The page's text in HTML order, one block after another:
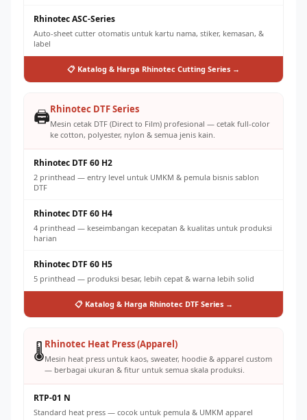
Rhinotec ASC-Series
Auto-sheet cutter otomatis untuk kartu nama, stiker, kemasan, &
label
📋 Katalog & Harga Rhinotec Cutting Series →
🖨️Rhinotec DTF Series
Mesin cetak DTF (Direct to Film) profesional — cetak full-color
ke cotton, polyester, nylon & semua jenis kain.
Rhinotec DTF 60 H2
2 printhead — entry level untuk UMKM & pemula bisnis sablon
DTF
Rhinotec DTF 60 H4
4 printhead — keseimbangan kecepatan & kualitas untuk produksi
harian
Rhinotec DTF 60 H5
5 printhead — produksi besar, lebih cepat & warna lebih solid
📋 Katalog & Harga Rhinotec DTF Series →
🌡️Rhinotec Heat Press (Apparel)
Mesin heat press untuk kaos, sweater, hoodie & apparel custom
— berbagai ukuran & fitur untuk semua skala produksi.
RTP-01 N
Standard heat press — cocok untuk pemula & UMKM apparel